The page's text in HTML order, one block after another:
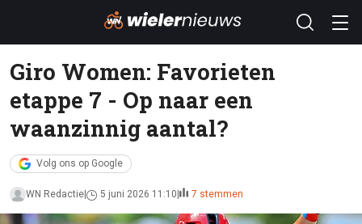
Giro Women: Favorieten
etappe 7 - Op naar een
waanzinnig aantal?
Volg ons op Google
WN Redactie 5 juni 2026 11:10 7 stemmen